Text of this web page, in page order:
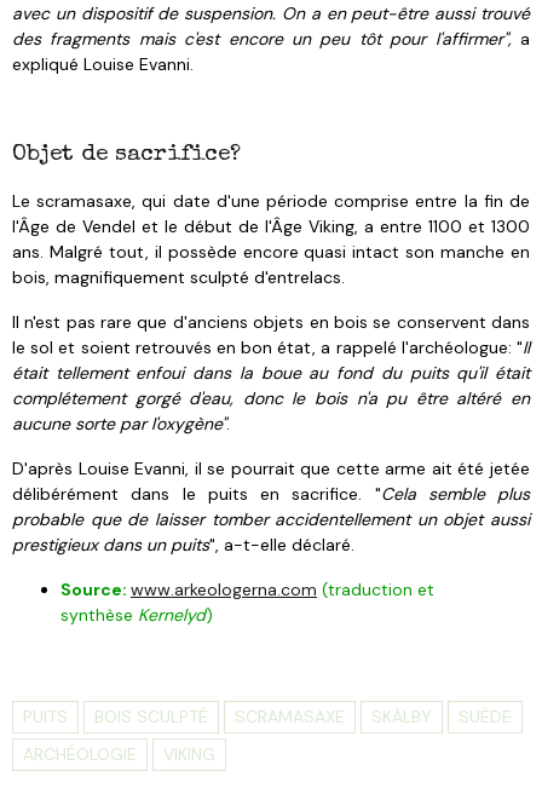
avec un dispositif de suspension. On a en peut-être aussi trouvé
des fragments mais c'est encore un peu tôt pour l'affirmer", a
expliqué Louise Evanni.
Objet de sacrifice?
Le scramasaxe, qui date d'une période comprise entre la fin de
l'Âge de Vendel et le début de l'Âge Viking, a entre 1100 et 1300
ans. Malgré tout, il possède encore quasi intact son manche en
bois, magnifiquement sculpté d'entrelacs.
Il n'est pas rare que d'anciens objets en bois se conservent dans
le sol et soient retrouvés en bon état, a rappelé l'archéologue: "Il
était tellement enfoui dans la boue au fond du puits qu'il était
complétement gorgé d'eau, donc le bois n'a pu être altéré en
aucune sorte par l'oxygène".
D'après Louise Evanni, il se pourrait que cette arme ait été jetée
délibérément dans le puits en sacrifice. "Cela semble plus
probable que de laisser tomber accidentellement un objet aussi
prestigieux dans un puits", a-t-elle déclaré.
Source: www.arkeologerna.com (traduction et
synthèse Kernelyd)
PUITS BOIS SCULPTÉ SCRAMASAXE SKÄLBY
SUÈDE
ARCHÉOLOGIE
VIKING